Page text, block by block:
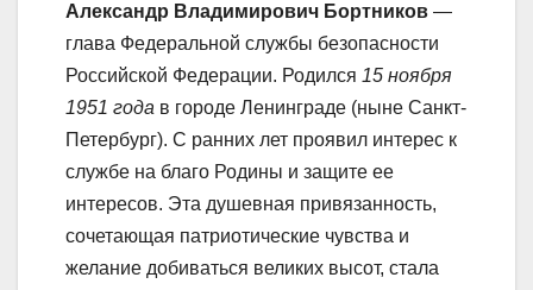
Александр Владимирович Бортников —
глава Федеральной службы безопасности
Российской Федерации. Родился 15 ноября
1951 года в городе Ленинграде (ныне Санкт-
Петербург). С ранних лет проявил интерес к
службе на благо Родины и защите ее
интересов. Эта душевная привязанность,
сочетающая патриотические чувства и
желание добиваться великих высот, стала